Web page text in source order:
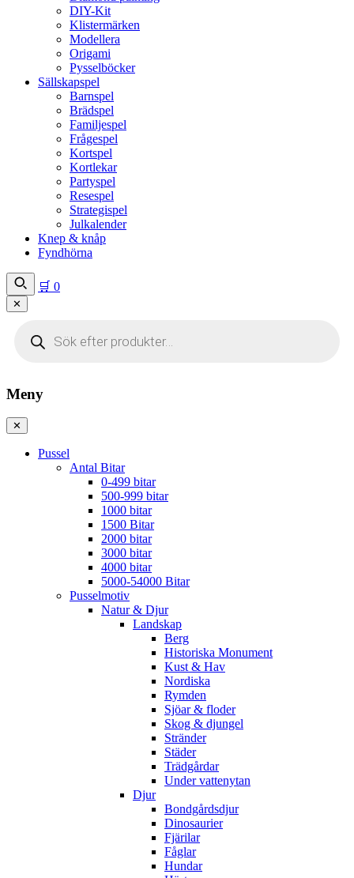
DIY-Kit
Klistermärken
Modellera
Origami
Pysselböcker
Sällskapspel
Barnspel
Brädspel
Familjespel
Frågespel
Kortspel
Kortlekar
Partyspel
Resespel
Strategispel
Julkalender
Knep & knåp
Fyndhörna
🛒 0
✕
Meny
✕
Pussel
Antal Bitar
0-499 bitar
500-999 bitar
1000 bitar
1500 Bitar
2000 bitar
3000 bitar
4000 bitar
5000-54000 Bitar
Pusselmotiv
Natur & Djur
Landskap
Berg
Historiska Monument
Kust & Hav
Nordiska
Rymden
Sjöar & floder
Skog & djungel
Stränder
Städer
Trädgårdar
Under vattenytan
Djur
Bondgårdsdjur
Dinosaurier
Fjärilar
Fåglar
Hundar